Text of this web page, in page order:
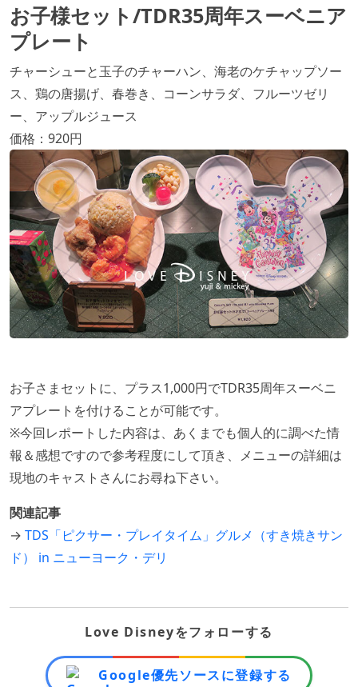
お子様セット/TDR35周年スーベニア
プレート
チャーシューと玉子のチャーハン、海老のケチャップソー
ス、鶏の唐揚げ、春巻き、コーンサラダ、フルーツゼリ
ー、アップルジュース
価格：920円
お子さまセットに、プラス1,000円でTDR35周年スーベニ
アプレートを付けることが可能です。
※今回レポートした内容は、あくまでも個人的に調べた情
報＆感想ですので参考程度にして頂き、メニューの詳細は
現地のキャストさんにお尋ね下さい。
関連記事
→ TDS「ピクサー・プレイタイム」グルメ（すき焼きサン
ド） in ニューヨーク・デリ
Love Disneyをフォローする
Google優先ソースに登録する